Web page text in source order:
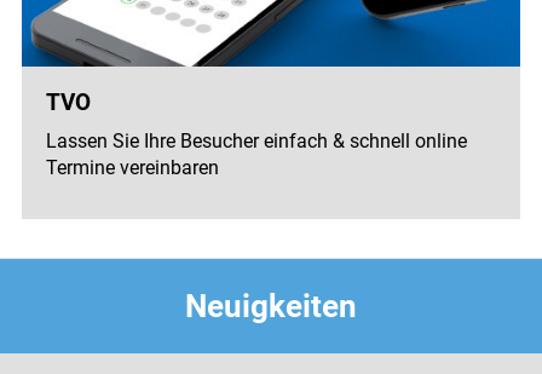
TVO
Lassen Sie Ihre Besucher einfach & schnell online
Termine vereinbaren
Neuigkeiten